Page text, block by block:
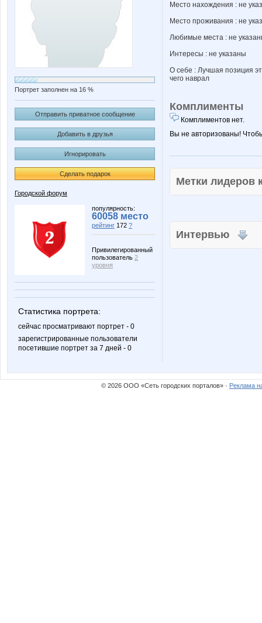
Портрет заполнен на 16 %
Отправить приватное сообщение
Добавить в друзья
Игнорировать
Сделать подарок
Городской форум
популярность:
60058 место
рейтинг 172 ?
Привилегированный
пользователь 2
уровня
Статистика портрета:
сейчас просматривают портрет - 0
зарегистрированные пользователи
посетившие портрет за 7 дней - 0
Место нахождения : не
Место проживания : не
Любимые места : не
Интересы : не указаны
О себе : Лучшая позиция
чего наврал
Комплименты
Комплиментов нет.
Вы не авторизованы!
Метки
Интервью
© 2026 ООО «Сеть городских порталов» · Реклама